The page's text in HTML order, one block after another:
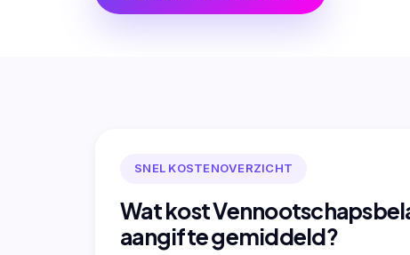
SNEL KOSTENOVERZICHT
Wat kost
aangifte gemiddeld?